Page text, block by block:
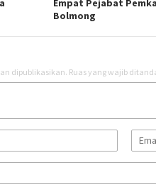
Empat Pejabat
Bolmong
dipublikasikan. Ruas yang wajib